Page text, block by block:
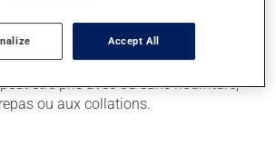
Ne doublez pas la dose
de vous rattraper.
être pris avec ou sans nourriture,
ou aux collations.
Accept All